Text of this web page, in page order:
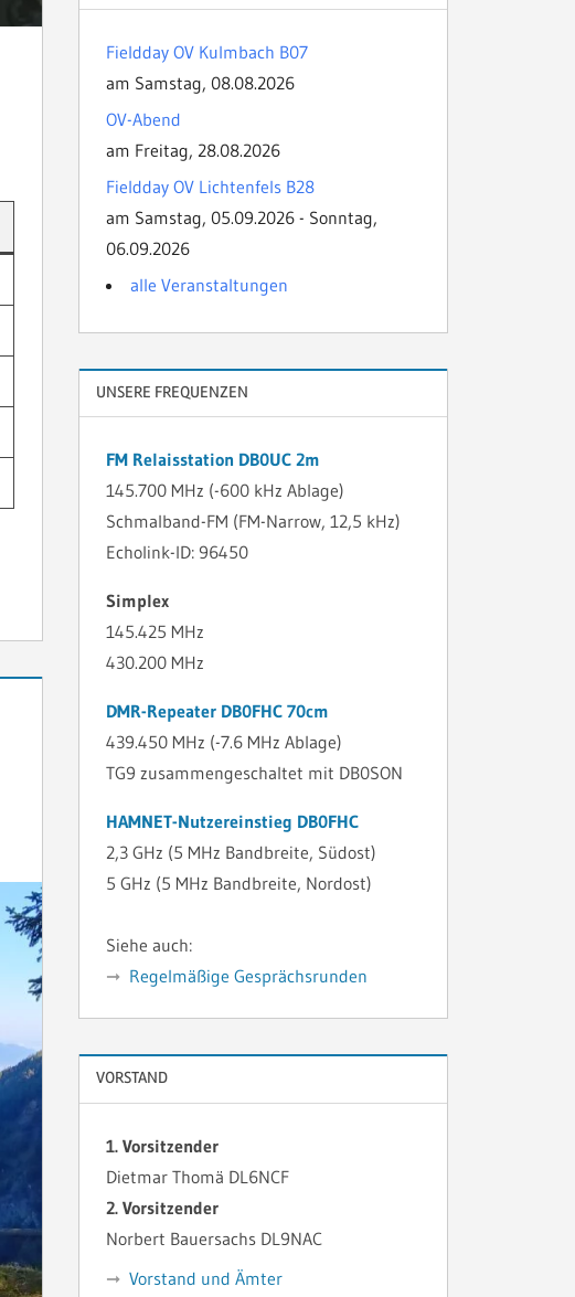
Fieldday OV Kulmbach B07
am Samstag, 08.08.2026
OV-Abend
am Freitag, 28.08.2026
Fieldday OV Lichtenfels B28
am Samstag, 05.09.2026 - Sonntag,
06.09.2026
alle Veranstaltungen
UNSERE FREQUENZEN
FM Relaisstation DB0UC 2m
145.700 MHz (-600 kHz Ablage)
Schmalband-FM (FM-Narrow, 12,5 kHz)
Echolink-ID: 96450
Simplex
145.425 MHz
430.200 MHz
DMR-Repeater DB0FHC 70cm
439.450 MHz (-7.6 MHz Ablage)
TG9 zusammengeschaltet mit DB0SON
HAMNET-Nutzereinstieg DB0FHC
2,3 GHz (5 MHz Bandbreite, Südost)
5 GHz (5 MHz Bandbreite, Nordost)
Siehe auch:
Regelmäßige Gesprächsrunden
VORSTAND
1. Vorsitzender
Dietmar Thomä DL6NCF
2. Vorsitzender
Norbert Bauersachs DL9NAC
Vorstand und Ämter